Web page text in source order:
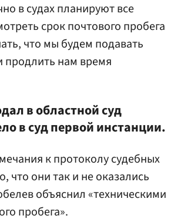
в судах планируют все
срок почтового пробега
что мы будем подавать
продлить нам время
в областной суд
в суд первой инстанции.
к протоколу судебных
что они так и не оказались
объяснил «техническими
пробега».